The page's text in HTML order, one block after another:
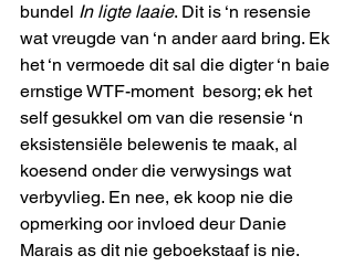
bundel In ligte laaie. Dit is ‘n resensie
wat vreugde van ‘n ander aard bring. Ek
het ‘n vermoede dit sal die digter ‘n baie
ernstige WTF-moment  besorg; ek het
self gesukkel om van die resensie ‘n
eksistensiële belewenis te maak, al
koesend onder die verwysings wat
verbyvlieg. En nee, ek koop nie die
opmerking oor invloed deur Danie
Marais as dit nie geboekstaaf is nie.